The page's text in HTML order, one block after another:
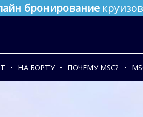
бронирование
НА БОРТУ ПОЧЕМУ MSC?